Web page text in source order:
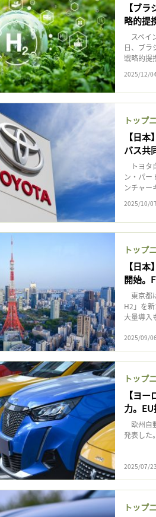
【ブ
略的提
スペイ
日、ブラ
戦略的提
2025/12/04
トップ
【日
バス共
トヨタ
ン・パー
ンチャー
2025/10/07
トップ
【日
開始。
東京都
H2」を
大量導
2025/09/06
トップ
【ヨ
力。
欧州自
発表した
2025/07/23
トップ